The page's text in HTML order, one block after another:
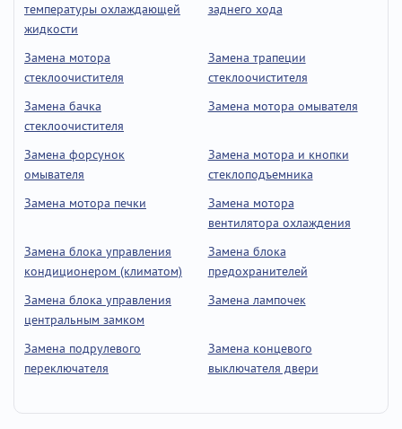
температуры охлаждающей
жидкости
заднего хода
Замена мотора
стеклоочистителя
Замена трапеции
стеклоочистителя
Замена бачка
стеклоочистителя
Замена мотора омывателя
Замена форсунок
омывателя
Замена мотора и кнопки
стеклоподъемника
Замена мотора печки
Замена мотора
вентилятора охлаждения
Замена блока управления
кондиционером (климатом)
Замена блока
предохранителей
Замена блока управления
центральным замком
Замена лампочек
Замена подрулевого
переключателя
Замена концевого
выключателя двери